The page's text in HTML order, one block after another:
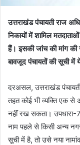
उत्तराखंड पंचायती राज
निकायों में शामिल
हैं। इसकी जांच की मांग की
बावजूद पंचायतों की सूची
दरअसल, उत्तराखंड
तहत कोई भी व्यक्ति एक से
नहीं रख सकता। उपधारा-
नाम पहले से किसी अन्य
सूची में है, तो उसे नया